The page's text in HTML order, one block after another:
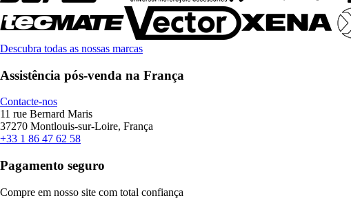
Descubra todas as nossas marcas
Assistência pós-venda na França
Contacte-nos
11 rue Bernard Maris
37270 Montlouis-sur-Loire, França
+33 1 86 47 62 58
Pagamento seguro
Compre em nosso site com total confiança